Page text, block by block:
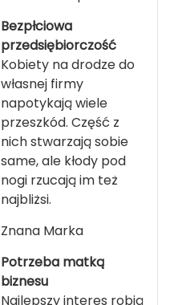
Bezpłciowa
przedsiębiorczość
Kobiety na drodze do
własnej firmy
napotykają wiele
przeszkód. Część z
nich stwarzają sobie
same, ale kłody pod
nogi rzucają im też
najbliżsi.
Znana Marka
Potrzeba matką
biznesu
Najlepszy interes robią